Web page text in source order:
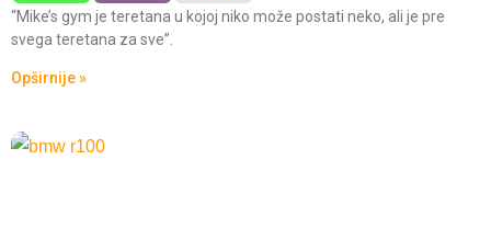
“Mike’s gym je teretana u kojoj niko može postati neko, ali je pre
svega teretana za sve”.
Opširnije »